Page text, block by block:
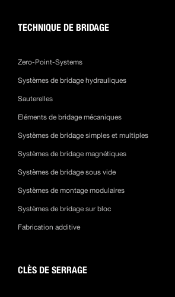
TECHNIQUE DE BRIDAGE
Zero-Point-Systems
Systèmes de bridage hydrauliques
Sauterelles
Eléments de bridage mécaniques
Systèmes de bridage simples et multiples
Systèmes de bridage magnétiques
Systèmes de bridage sous vide
Systèmes de montage modulaires
Systèmes de bridage sur bloc
Fabrication additive
CLÈS DE SERRAGE